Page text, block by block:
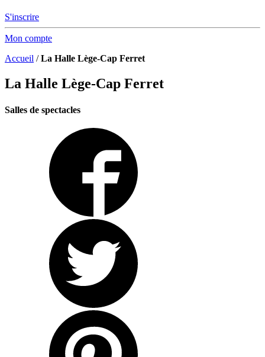
S'inscrire
Mon compte
Accueil /La Halle Lège-Cap Ferret
La Halle Lège-Cap Ferret
Salles de spectacles